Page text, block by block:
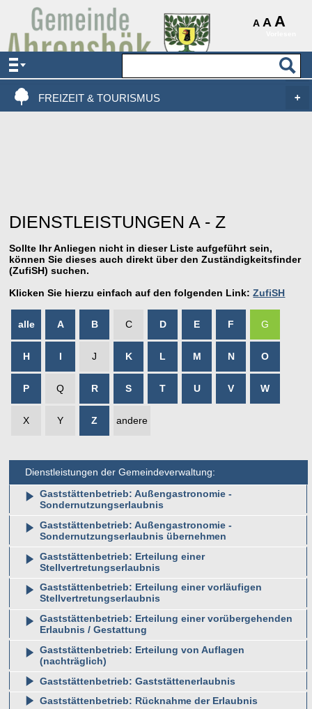
A A A
AKTUELLES & SERVICE
VERWALTUNG & POLITIK
FREIZEIT & TOURISMUS
DIENSTLEISTUNGEN A - Z
Sollte Ihr Anliegen nicht in dieser Liste aufgeführt sein,
können Sie dieses auch direkt über den Zuständigkeitsfinder
(ZufiSH) suchen.
Klicken Sie hierzu einfach auf den folgenden Link:ZufiSH
alle A B C D E F G
H I J K L M N O
P Q R S T U V W
X Y Z andere
Dienstleistungen der Gemeindeverwaltung:
Gaststättenbetrieb: Außengastronomie -
Sondernutzungserlaubnis
Gaststättenbetrieb: Außengastronomie -
Sondernutzungserlaubnis übernehmen
Gaststättenbetrieb: Erteilung einer
Stellvertretungserlaubnis
Gaststättenbetrieb: Erteilung einer vorläufigen
Stellvertretungserlaubnis
Gaststättenbetrieb: Erteilung einer vorübergehenden
Erlaubnis / Gestattung
Gaststättenbetrieb: Erteilung von Auflagen
(nachträglich)
Gaststättenbetrieb: Gaststättenerlaubnis
Gaststättenbetrieb: Rücknahme der Erlaubnis